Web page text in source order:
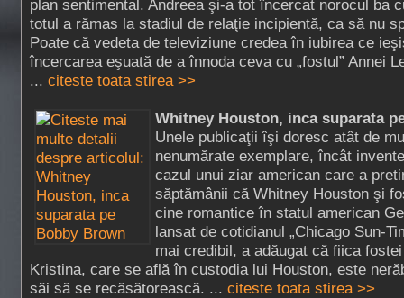
plan sentimental. Andreea şi-a tot încercat norocul ba
totul a rămas la stadiul de relaţie incipientă, ca să nu
Poate că vedeta de televiziune credea în iubirea ce
încercarea eşuată de a înnoda ceva cu „fostul” Annei
... citeste toata stirea >>
Whitney Houston, inca suparata
Unele publicaţii îşi doresc atât de
nenumărate exemplare, încât
cazul unui ziar american care a
săptămânii că Whitney Houston şi
cine romantice în statul american
lansat de cotidianul „Chicago Sun-
mai credibil, a adăugat că fiica
Kristina, care se află în custodia lui Houston, este
săi să se recăsătorească. ... citeste toata stirea >>